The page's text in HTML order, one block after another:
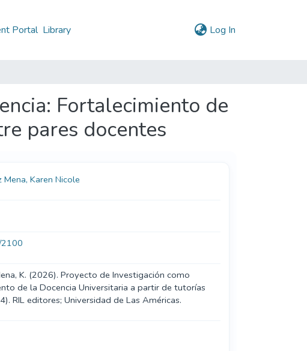
Portal Library Log In
Fortalecimiento de
pares docentes
Mena, Karen Nicole
K. (2026). Proyecto de Investigación como
de la Docencia Universitaria a partir de tutorías
RIL editores; Universidad de Las Américas.